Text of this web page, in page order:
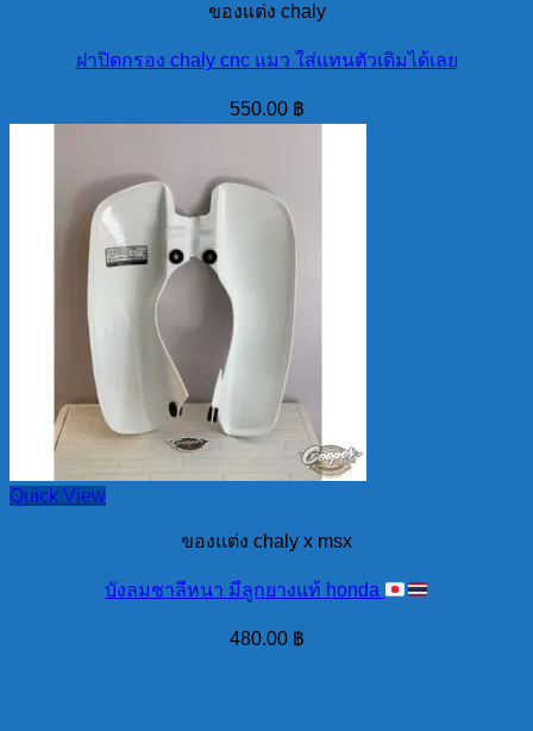
ของแต่ง chaly
ฝาปิดกรอง chaly cnc แมว ใส่แทนตัวเดิมได้เลย
550.00 ฿
Quick View
ของแต่ง chaly x msx
บังลมชาลีหนา มีลูกยางแท้ honda
480.00 ฿